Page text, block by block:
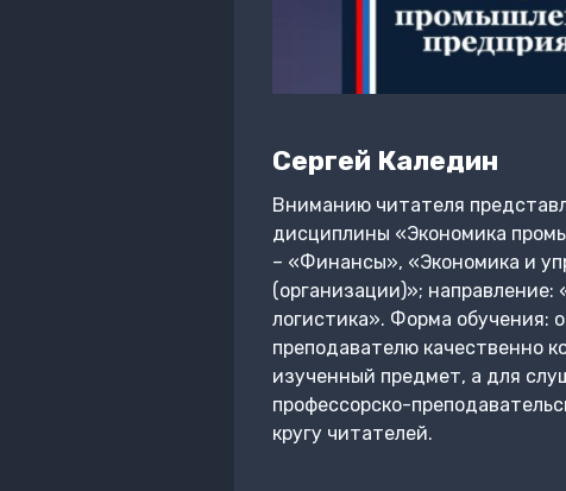
Сергей Каледин
Вниманию читателя
дисциплины «Экономика
– «Финансы», «Экономика и
(организации)»;
логистика». Форма обучения:
преподавателю качественно
изученный предмет, а для
профессорско-
кругу читателей.